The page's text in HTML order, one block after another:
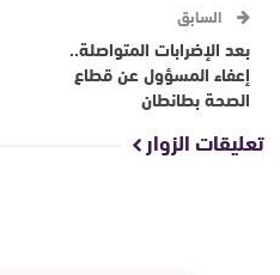
السابق
بعد الإضرابات المتواصلة..
إعفاء المسؤول عن قطاع
الصحة بطانطان
تعليقات الزوار